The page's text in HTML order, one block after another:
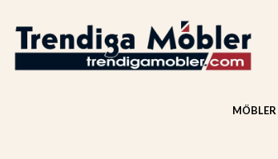
MÖBLER